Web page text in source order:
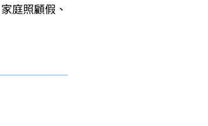
庭照顧假、